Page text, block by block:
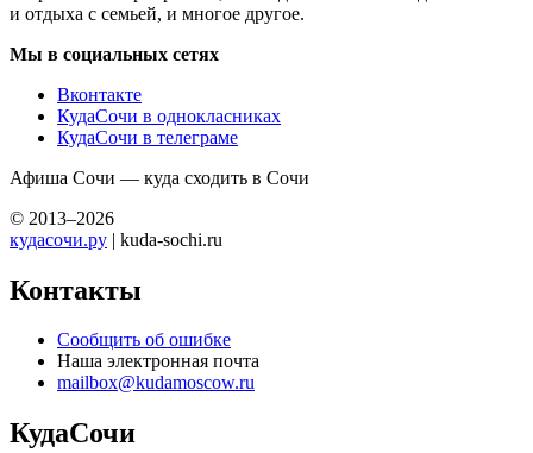
и отдыха с семьей, и многое другое.
Мы в социальных сетях
Вконтакте
КудаСочи в однокласниках
КудаСочи в телеграме
Афиша Сочи — куда сходить в Сочи
© 2013–2026
кудасочи.ру | kuda-sochi.ru
Контакты
Сообщить об ошибке
Наша электронная почта
mailbox@kudamoscow.ru
КудаСочи